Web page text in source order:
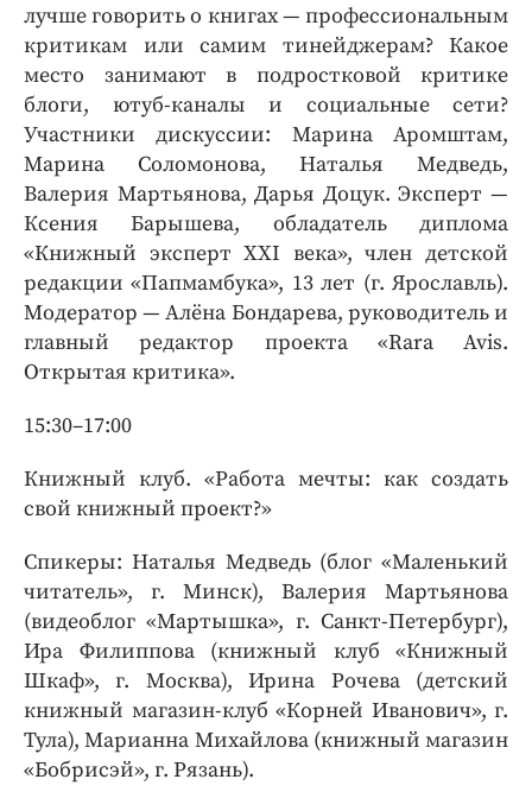
лучше говорить о книгах — профессиональным
критикам или самим тинейджерам? Какое
место занимают в подростковой критике
блоги, ютуб-каналы и социальные сети?
Участники дискуссии: Марина Аромштам,
Марина Соломонова, Наталья Медведь,
Валерия Мартьянова, Дарья Доцук. Эксперт —
Ксения Барышева, обладатель диплома
«Книжный эксперт XXI века», член детской
редакции «Папмамбука», 13 лет (г. Ярославль).
Модератор — Алёна Бондарева, руководитель и
главный редактор проекта «Rara Avis.
Открытая критика».
15:30–17:00
Книжный клуб. «Работа мечты: как создать
свой книжный проект?»
Спикеры: Наталья Медведь (блог «Маленький
читатель», г. Минск), Валерия Мартьянова
(видеоблог «Мартышка», г. Санкт-Петербург),
Ира Филиппова (книжный клуб «Книжный
Шкаф», г. Москва), Ирина Рочева (детский
книжный магазин-клуб «Корней Иванович», г.
Тула), Марианна Михайлова (книжный магазин
«Бобрисэй», г. Рязань).